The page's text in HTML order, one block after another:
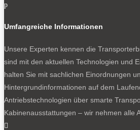
p
Umfangreiche Informationen
Unsere Experten kennen die
sind mit den aktuellen Technologien und
halten Sie mit sachlichen Einordnungen
Hintergrundinformationen auf dem
Antriebstechnologien über smarte
Kabinenausstattungen – wir nehmen alle
